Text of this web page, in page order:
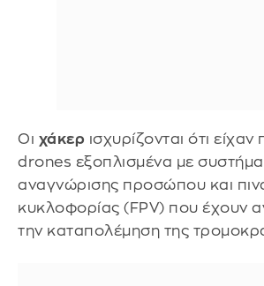
Οι χάκερ ισχυρίζονται ότι
drones εξοπλισμένα με
αναγνώρισης προσώπου και
κυκλοφορίας (FPV) που έχουν
την καταπολέμηση της